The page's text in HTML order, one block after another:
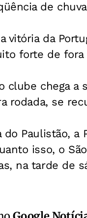
de
vitória da
forte de fora
clube chega a
rodada, se
do Paulistão, a
isso, o
na tarde de